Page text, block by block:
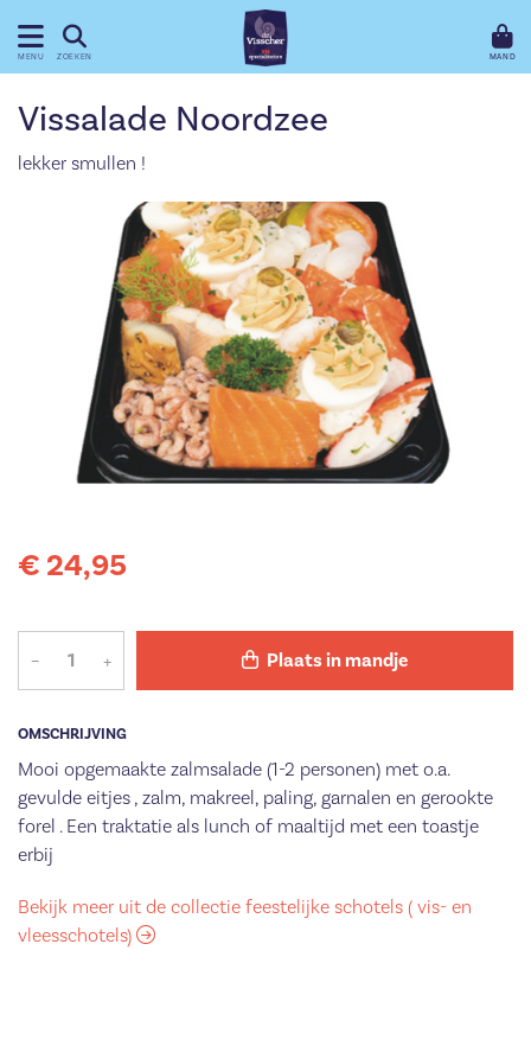
MENU ZOEKEN MAND
OMSCHRIJVING
Mooi opgemaakte zalmsalade (1-2 personen) met o.a.
gevulde eitjes , zalm, makreel, paling, garnalen en gerookte
forel . Een traktatie als lunch of maaltijd met een toastje
erbij
Vissalade Noordzee
lekker smullen !
€ 24,95
– + Plaats in mandje
Bekijk meer uit de collectie feestelijke schotels ( vis- en
vleesschotels)